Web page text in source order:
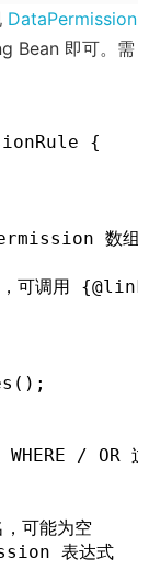
DataPermission
Bean 即可。需
{
数组基
可调用
/ OR 过
能为空
表达式